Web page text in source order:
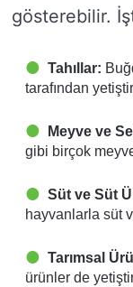
gösterebilir.
Tahıllar:
tarafından
Meyve ve
gibi birçok
Süt ve Süt
hayvanlarla süt
Tarımsal
ürünler de